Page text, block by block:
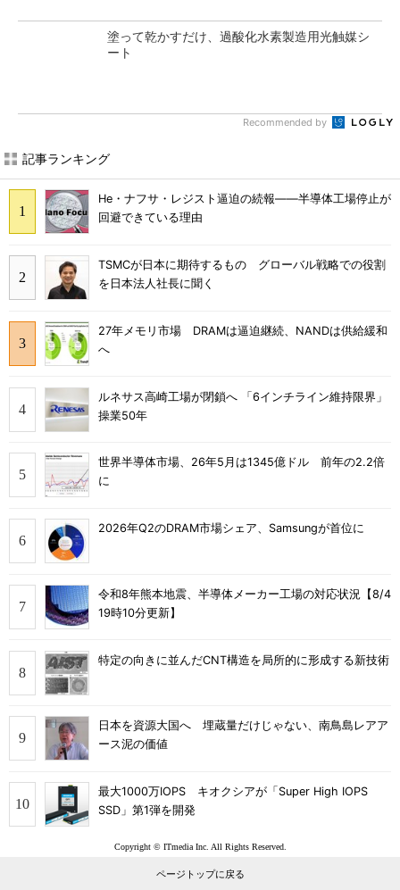
塗って乾かすだけ、過酸化水素製造用光触媒シ
ート
Recommended by
記事ランキング
He・ナフサ・レジスト逼迫の続報――半導体工場停止が
回避できている理由
TSMCが日本に期待するもの グローバル戦略での役割
を日本法人社長に聞く
27年メモリ市場 DRAMは逼迫継続、NANDは供給緩和
へ
ルネサス高崎工場が閉鎖へ 「6インチライン維持限界」
操業50年
世界半導体市場、26年5月は1345億ドル 前年の2.2倍
に
2026年Q2のDRAM市場シェア、Samsungが首位に
令和8年熊本地震、半導体メーカー工場の対応状況【8/4
19時10分更新】
特定の向きに並んだCNT構造を局所的に形成する新技術
日本を資源大国へ 埋蔵量だけじゃない、南鳥島レアア
ース泥の価値
最大1000万IOPS キオクシアが「Super High IOPS
SSD」第1弾を開発
Copyright © ITmedia Inc. All Rights Reserved.
ページトップに戻る